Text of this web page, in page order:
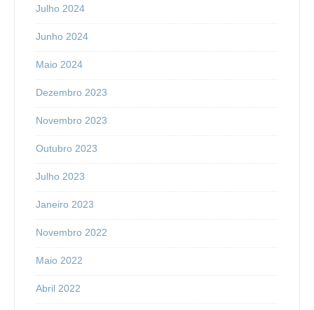
Julho 2024
Junho 2024
Maio 2024
Dezembro 2023
Novembro 2023
Outubro 2023
Julho 2023
Janeiro 2023
Novembro 2022
Maio 2022
Abril 2022